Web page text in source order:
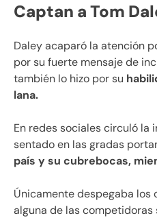
Captan a Tom
Daley acaparó la atención
por su fuerte mensaje de
también lo hizo por su
lana.
En redes sociales circuló la
sentado en las gradas
país y su cubrebocas,
Únicamente despegaba los
alguna de las competidoras